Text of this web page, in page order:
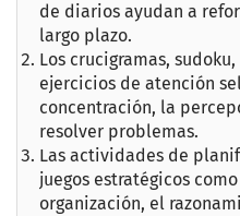
de diarios ayudan a
largo plazo.
Los crucigramas,
ejercicios de atención
concentración, la
resolver problemas.
Las actividades de
juegos estratégicos
organización, el